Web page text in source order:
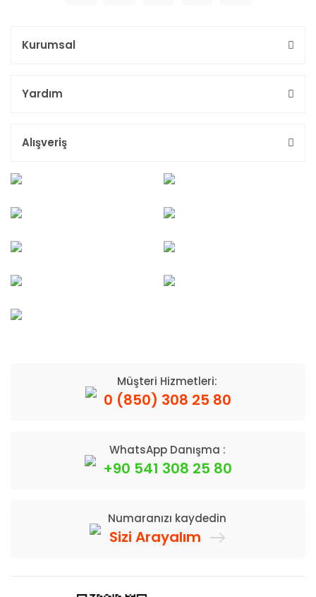
Kurumsal
Yardım
Alışveriş
Müşteri Hizmetleri:
0 (850) 308 25 80
WhatsApp Danışma :
+90 541 308 25 80
Numaranızı kaydedin
Sizi Arayalım